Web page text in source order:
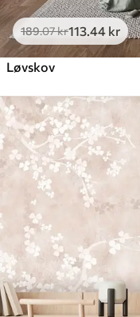
189.07kr113.44 kr
Løvskov